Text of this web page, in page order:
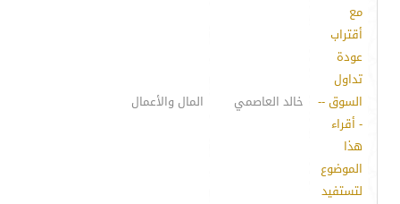
مع
أقتراب
عودة
تداول
السوق --
- أقراء
هذا
الموضوع
لتستفيد
خالد العاصمي المال والأعمال